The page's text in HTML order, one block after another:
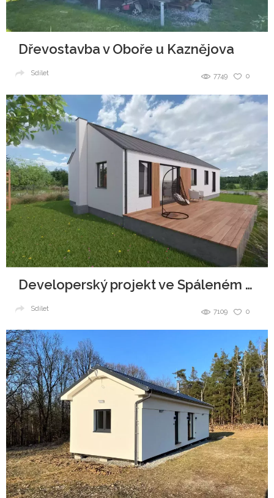
Dřevostavba v Oboře u Kaznějova
0
7749
Sdílet
Developerský projekt ve Spáleném Poříčí
0
7109
Sdílet